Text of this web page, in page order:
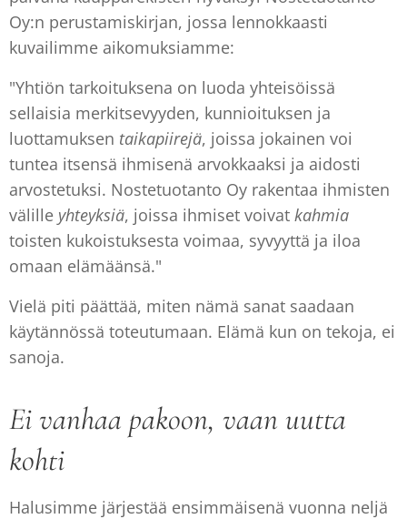
Oy:n perustamiskirjan, jossa lennokkaasti
kuvailimme aikomuksiamme:
"Yhtiön tarkoituksena on luoda yhteisöissä
sellaisia merkitsevyyden, kunnioituksen ja
luottamuksen taikapiirejä, joissa jokainen voi
tuntea itsensä ihmisenä arvokkaaksi ja aidosti
arvostetuksi. Nostetuotanto Oy rakentaa ihmisten
välille yhteyksiä, joissa ihmiset voivat kahmia
toisten kukoistuksesta voimaa, syvyyttä ja iloa
omaan elämäänsä."
Vielä piti päättää, miten nämä sanat saadaan
käytännössä toteutumaan. Elämä kun on tekoja, ei
sanoja.
Ei vanhaa pakoon, vaan uutta
kohti
Halusimme järjestää ensimmäisenä vuonna neljä